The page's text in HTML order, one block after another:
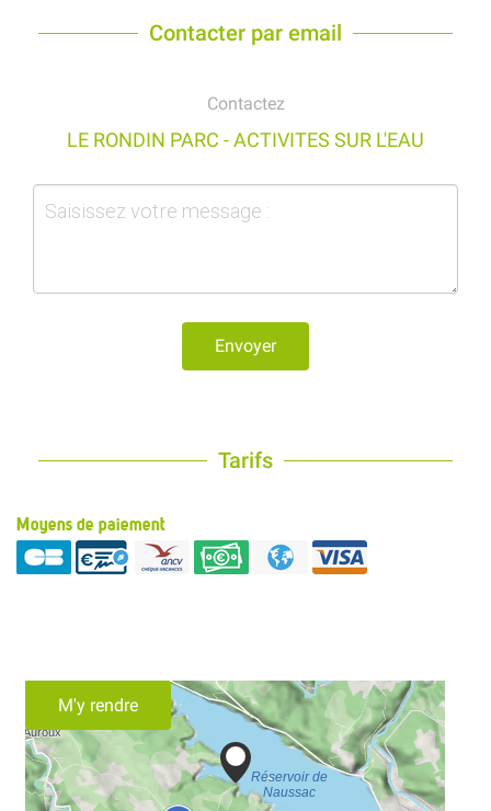
Contacter par email
Contactez
LE RONDIN PARC - ACTIVITES SUR L'EAU
Envoyer
Tarifs
Moyens de paiement
M'y rendre